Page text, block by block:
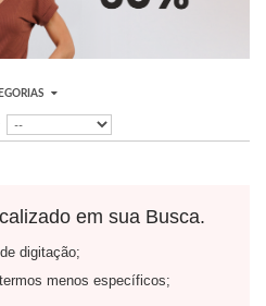
em sua Busca.
digitação;
menos específicos;